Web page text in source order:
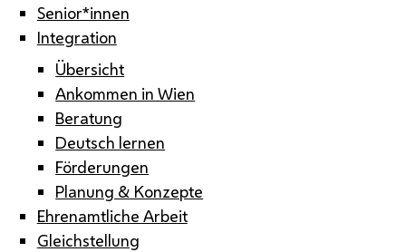
Senior*innen
Integration
Übersicht
Ankommen in Wien
Beratung
Deutsch lernen
Förderungen
Planung & Konzepte
Ehrenamtliche Arbeit
Gleichstellung